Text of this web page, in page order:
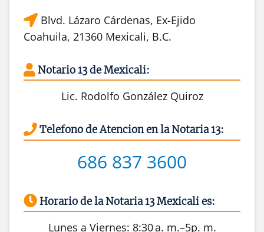
Blvd. Lázaro Cárdenas, Ex-Ejido
Coahuila, 21360 Mexicali, B.C.
Notario 13 de Mexicali:
Lic. Rodolfo González Quiroz
Telefono de Atencion en la Notaria 13:
686 837 3600
Horario de la Notaria 13 Mexicali es:
Lunes a Viernes: 8:30 a. m.–5p. m.